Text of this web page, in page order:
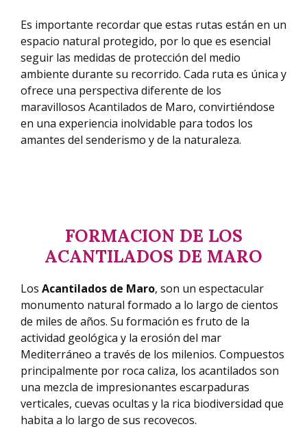
Es importante recordar que estas rutas están en un
espacio natural protegido, por lo que es esencial
seguir las medidas de protección del medio
ambiente durante su recorrido. Cada ruta es única y
ofrece una perspectiva diferente de los
maravillosos Acantilados de Maro, convirtiéndose
en una experiencia inolvidable para todos los
amantes del senderismo y de la naturaleza.
FORMACION DE LOS
ACANTILADOS DE MARO
Los Acantilados de Maro, son un espectacular
monumento natural formado a lo largo de cientos
de miles de años. Su formación es fruto de la
actividad geológica y la erosión del mar
Mediterráneo a través de los milenios. Compuestos
principalmente por roca caliza, los acantilados son
una mezcla de impresionantes escarpaduras
verticales, cuevas ocultas y la rica biodiversidad que
habita a lo largo de sus recovecos.